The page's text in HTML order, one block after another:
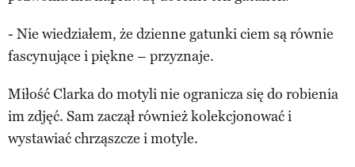
- Nie wiedziałem, że dzienne gatunki ciem są równie
fascynujące i piękne – przyznaje.
Miłość Clarka do motyli nie ogranicza się do robienia
im zdjęć. Sam zaczął również kolekcjonować i
wystawiać chrząszcze i motyle.